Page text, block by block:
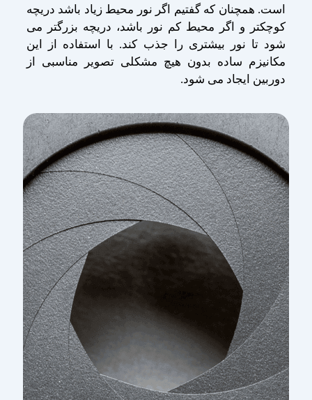
است. همچنان که گفتیم اگر نور محیط زیاد باشد دریچه
کوچکتر و اگر محیط کم نور باشد، دریچه بزرگتر می
شود تا نور بیشتری را جذب کند. با استفاده از این
مکانیزم ساده بدون هیچ مشکلی تصویر مناسبی از
دوربین ایجاد می شود.